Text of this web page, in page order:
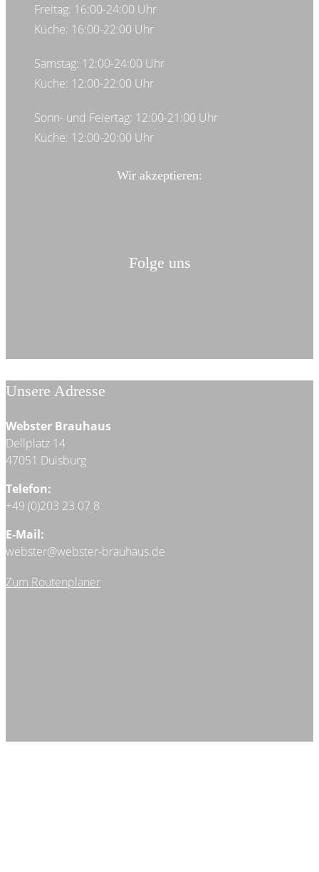
Freitag: 16:00-24:00 Uhr
Küche: 16:00-22:00 Uhr
Samstag: 12:00-24:00 Uhr
Küche: 12:00-22:00 Uhr
Sonn- und Feiertag: 12:00-21:00 Uhr
Küche: 12:00-20:00 Uhr
Wir akzeptieren:
Folge uns
Unsere Adresse
Webster Brauhaus
Dellplatz 14
47051 Duisburg
Telefon:
+49 (0)203 23 07 8
E-Mail:
webster@webster-brauhaus.de
Zum Routenplaner